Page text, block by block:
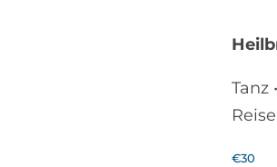
Tanz
€30